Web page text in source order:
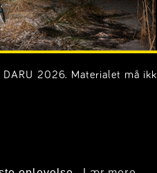
2026. Materialet må